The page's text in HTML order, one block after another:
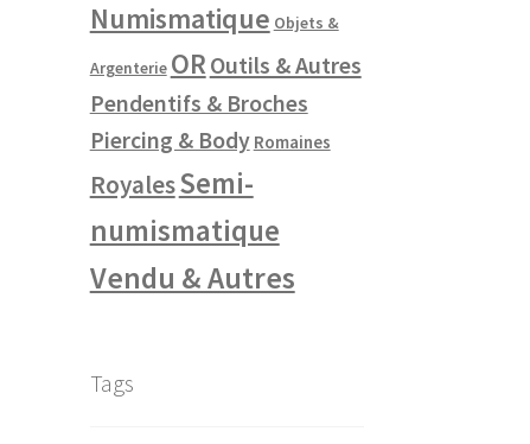
Numismatique Objets &
Argenterie OR Outils & Autres
Pendentifs & Broches
Piercing & Body Romaines
RoyalesSemi-
numismatique
Vendu & Autres
Tags